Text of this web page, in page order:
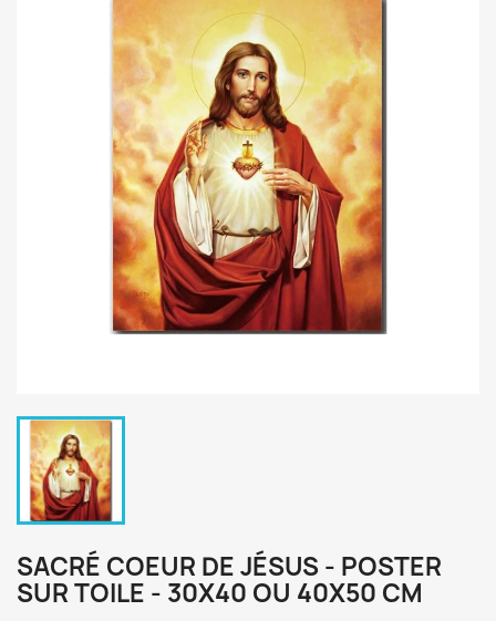
SACRÉ COEUR DE JÉSUS - POSTER
SUR TOILE - 30X40 OU 40X50 CM